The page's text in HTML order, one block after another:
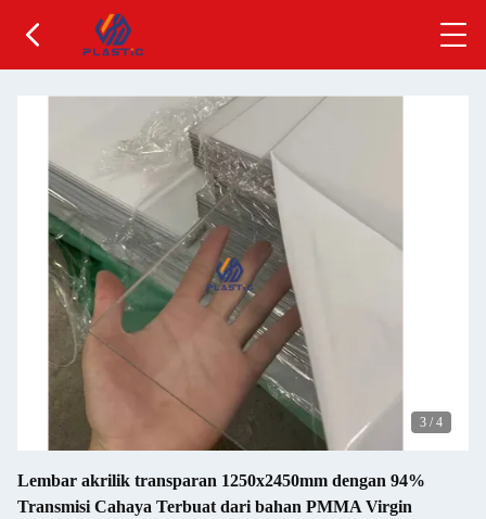
3 / 4
Lembar akrilik transparan 1250x2450mm dengan 94%
Transmisi Cahaya Terbuat dari bahan PMMA Virgin